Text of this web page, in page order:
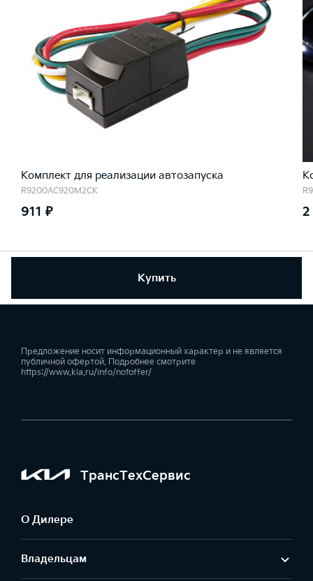
Купить
Комплект для реализации автозапуска
R9200AC920M2CK
911 ₽ 2
Предложение носит информационный характер и не является
публичной офертой. Подробнее смотрите
https://www.kia.ru/info/notoffer/
ТрансТехСервис
О Дилере
Владельцам